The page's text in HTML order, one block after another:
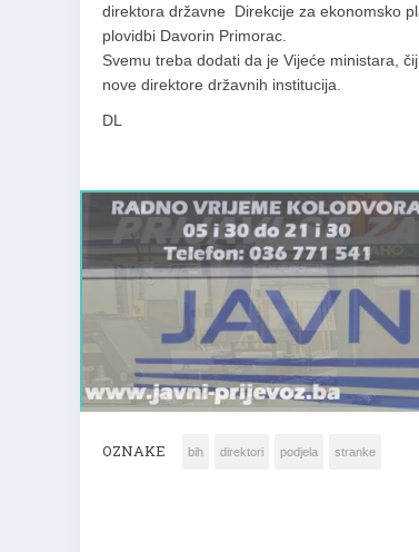
direktora državne Direkcije za ekonomsko
plovidbi Davorin Primorac.
Svemu treba dodati da je Vijeće ministara,
nove direktore državnih institucija.
DL
OZNAKE bih direktori podjela stranke